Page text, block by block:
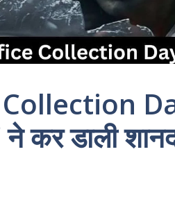
ने कर डाली